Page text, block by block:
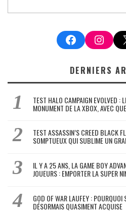
Facebook
DERNIERS
TEST HALO CAMPAIGN EVOLVED :
MONUMENT DE LA XBOX, AVEC
TEST ASSASSIN’S CREED BLACK
SOMPTUEUX QUI SUBLIME UN
IL Y A 25 ANS, LA GAME BOY
JOUEURS : EMPORTER LA SUPER
GOD OF WAR LAUFEY :
DÉSORMAIS QUASIMENT ACQUISE